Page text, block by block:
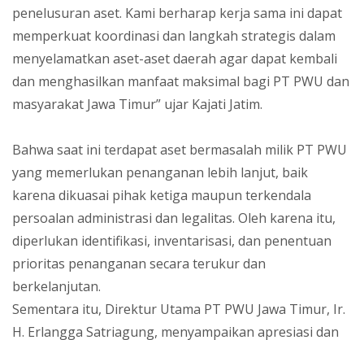
penelusuran aset. Kami berharap kerja sama ini dapat
memperkuat koordinasi dan langkah strategis dalam
menyelamatkan aset-aset daerah agar dapat kembali
dan menghasilkan manfaat maksimal bagi PT PWU dan
masyarakat Jawa Timur” ujar Kajati Jatim.
Bahwa saat ini terdapat aset bermasalah milik PT PWU
yang memerlukan penanganan lebih lanjut, baik
karena dikuasai pihak ketiga maupun terkendala
persoalan administrasi dan legalitas. Oleh karena itu,
diperlukan identifikasi, inventarisasi, dan penentuan
prioritas penanganan secara terukur dan
berkelanjutan.
Sementara itu, Direktur Utama PT PWU Jawa Timur, Ir.
H. Erlangga Satriagung, menyampaikan apresiasi dan